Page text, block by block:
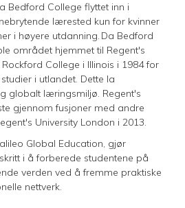
Bedford College flyttet inn i
lærested kun for kvinner
i høyere utdanning. Da Bedford
området hjemmet til Regent's
College i Illinois i 1984 for
i utlandet. Dette la
globalt læringsmiljø. Regent's
gjennom fusjoner med andre
University London i 2013.
Global Education, gjør
i å forberede studentene på
verden ved å fremme praktiske
nettverk.